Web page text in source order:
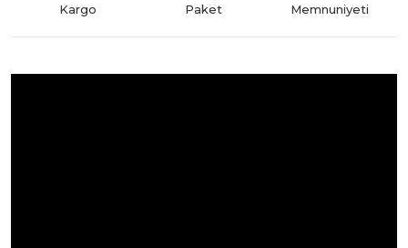
Kargo
Paket
Memnuniyeti